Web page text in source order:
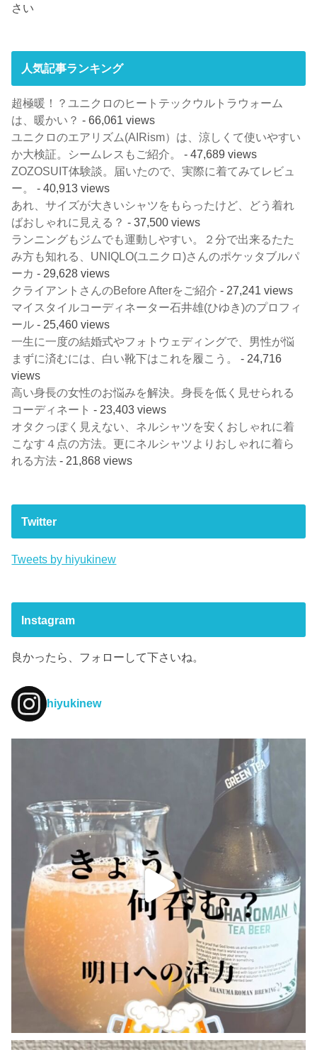
さい
人気記事ランキング
超極暖！？ユニクロのヒートテックウルトラウォーム
は、暖かい？ - 66,061 views
ユニクロのエアリズム(AIRism）は、涼しくて使いやすい
か大検証。シームレスもご紹介。
- 47,689 views
ZOZOSUIT体験談。届いたので、実際に着てみてレビュ
ー。
- 40,913 views
あれ、サイズが大きいシャツをもらったけど、どう着れ
ばおしゃれに見える？ - 37,500 views
ランニングもジムでも運動しやすい。２分で出来るたた
み方も知れる、UNIQLO(ユニクロ)さんのポケッタブルパ
ーカ - 29,628 views
クライアントさんのBefore Afterをご紹介 - 27,241 views
マイスタイルコーディネーター石井雄(ひゆき)のプロフィ
ール - 25,460 views
一生に一度の結婚式やフォトウェディングで、男性が悩
まずに済むには、白い靴下はこれを履こう。
- 24,716
views
高い身長の女性のお悩みを解決。身長を低く見せられる
コーディネート - 23,403 views
オタクっぽく見えない、ネルシャツを安くおしゃれに着
こなす４点の方法。更にネルシャツよりおしゃれに着ら
れる方法 - 21,868 views
Twitter
Tweets by hiyukinew
Instagram
良かったら、フォローして下さいね。
hiyukinew